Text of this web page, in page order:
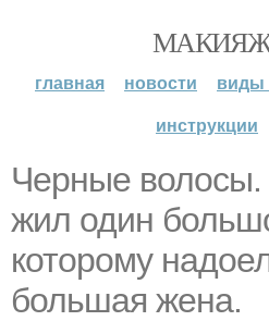
МАКИЯЖ
главная новости виды
инструкции
Черные
жил один
которому
большая жена.